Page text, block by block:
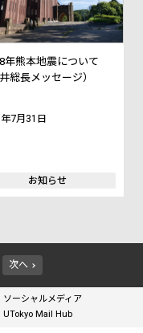
年熊本地震について
井総長メッセージ）
7月31日
お知らせ
次へ
ソーシャルメディア
UTokyo Mail Hub